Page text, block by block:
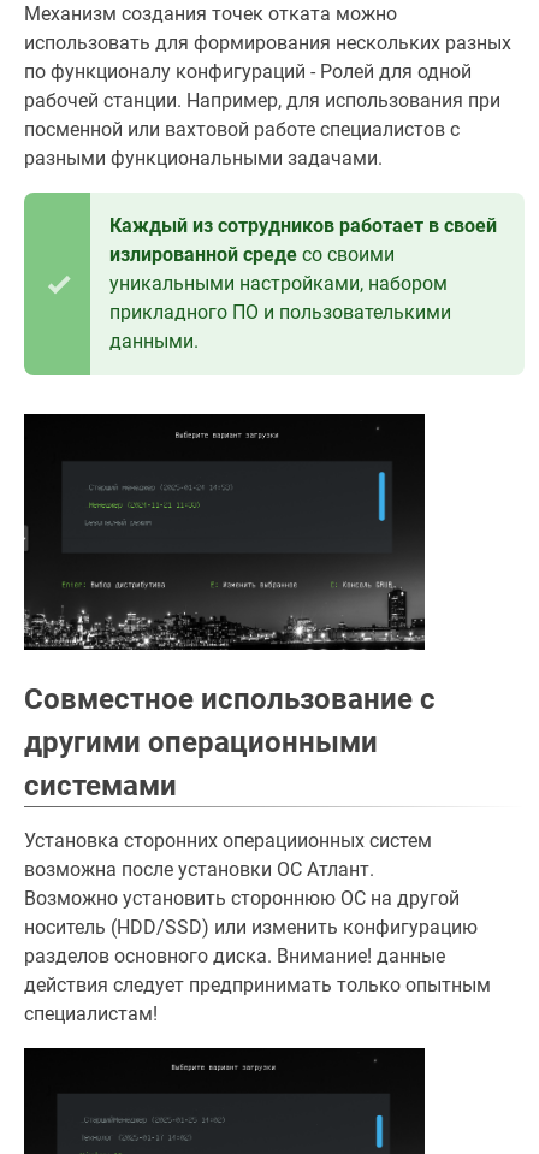
Механизм создания точек отката можно
использовать для формирования нескольких разных
по функционалу конфигураций - Ролей для одной
рабочей станции. Например, для использования при
посменной или вахтовой работе специалистов с
разными функциональными задачами.
Каждый из сотрудников работает в своей
излированной среде со своими
уникальными настройками, набором
прикладного ПО и пользователькими
данными.
Совместное использование с
другими операционными
системами
Установка сторонних операциионных систем
возможна после установки ОС Атлант.
Возможно установить стороннюю ОС на другой
носитель (HDD/SSD) или изменить конфигурацию
разделов основного диска. Внимание! данные
действия следует предпринимать только опытным
специалистам!